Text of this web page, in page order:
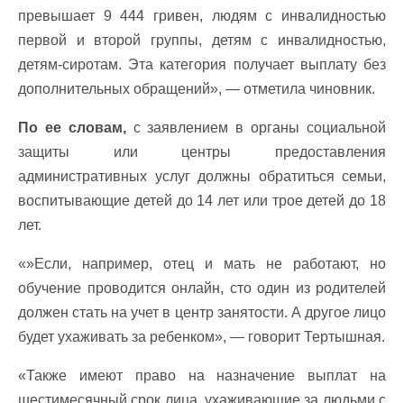
превышает 9 444 гривен, людям с инвалидностью
первой и второй группы, детям с инвалидностью,
детям-сиротам. Эта категория получает выплату без
дополнительных обращений», — отметила чиновник.
По ее словам, с заявлением в органы социальной
защиты или центры предоставления
административных услуг должны обратиться семьи,
воспитывающие детей до 14 лет или трое детей до 18
лет.
«»Если, например, отец и мать не работают, но
обучение проводится онлайн, сто один из родителей
должен стать на учет в центр занятости. А другое лицо
будет ухаживать за ребенком», — говорит Тертышная.
«Также имеют право на назначение выплат на
шестимесячный срок лица, ухаживающие за людьми с